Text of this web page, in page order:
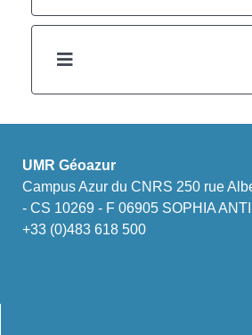
UMR Géoazur
Campus Azur du CNRS 250 rue
- CS 10269 - F 06905 SOPHIA
+33 (0)483 618 500